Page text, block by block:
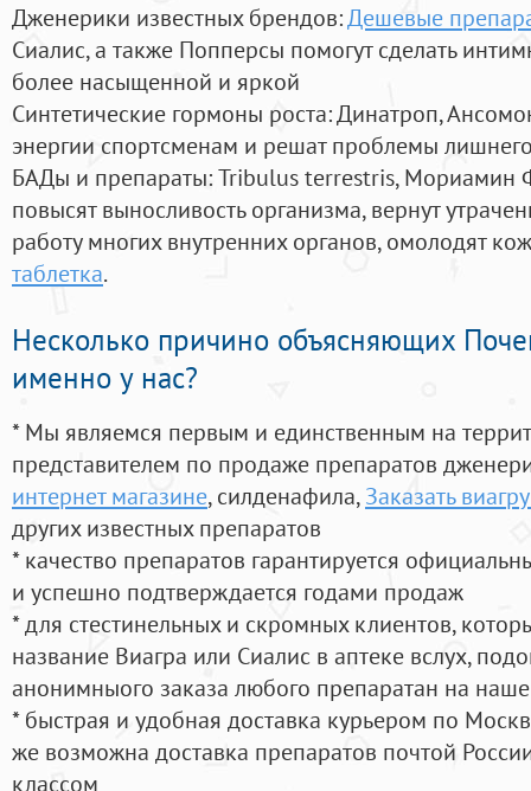
Дженерики известных брендов:Дешевые
Сиалис, а также Попперсы помогут сделать
более насыщенной и яркой
Синтетические гормоны роста: Динатроп,
энергии спортсменам и решат проблемы
БАДы и препараты:Tribulus terrestris, Мориамин
повысят выносливость организма, вернут
работу многих внутренних органов, омолодят
таблетка.
Несколько причино объясняющих
именно у нас?
* Мы являемся первым и единственным на
представителем по продаже препаратов
интернет магазине, силденафила, Заказать
других известных препаратов
* качество препаратов гарантируется
и успешно подтверждается годами продаж
* для стестинельных и скромных клиентов,
название Виагра или Сиалис в аптеке вслух,
анонимныого заказа любого препаратан на
* быстрая и удобная доставка курьером по
же возможна доставка препаратов почтой
классом